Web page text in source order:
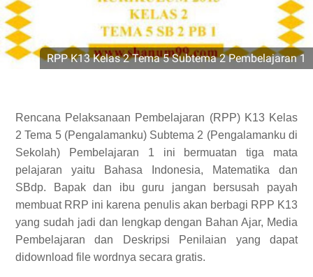
RPP K13 Kelas 2 Tema 5 Subtema 2 Pembelajaran 1
Rencana Pelaksanaan Pembelajaran (RPP) K13 Kelas
2 Tema 5 (Pengalamanku) Subtema 2 (Pengalamanku di
Sekolah) Pembelajaran 1 ini bermuatan tiga mata
pelajaran yaitu Bahasa Indonesia, Matematika dan
SBdp. Bapak dan ibu guru jangan bersusah payah
membuat RRP ini karena penulis akan berbagi RPP K13
yang sudah jadi dan lengkap dengan Bahan Ajar, Media
Pembelajaran dan Deskripsi Penilaian yang dapat
didownload file wordnya secara gratis.